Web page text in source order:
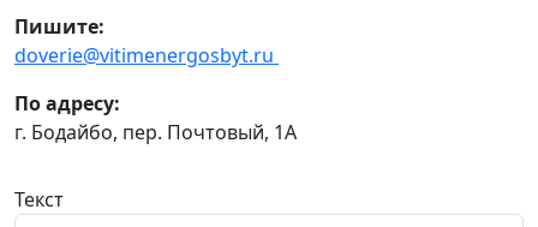
Пишите:
doverie@vitimenergosbyt.ru
По адресу:
г. Бодайбо, пер. Почтовый, 1А
Текст